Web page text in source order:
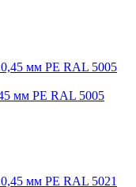
мм PE RAL 5005